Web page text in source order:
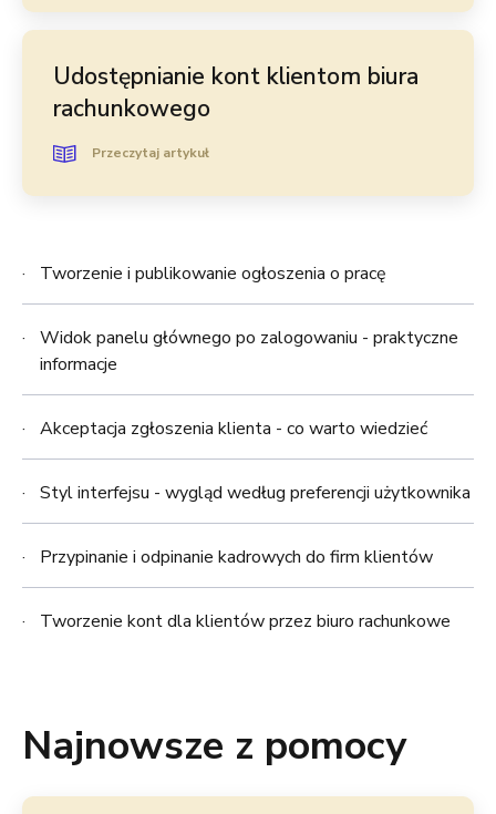
Udostępnianie kont klientom biura
rachunkowego
Przeczytaj artykuł
Najnowsze z pomocy
Tworzenie i publikowanie ogłoszenia o pracę
Widok panelu głównego po zalogowaniu - praktyczne
informacje
Akceptacja zgłoszenia klienta - co warto wiedzieć
Styl interfejsu - wygląd według preferencji użytkownika
Przypinanie i odpinanie kadrowych do firm klientów
Tworzenie kont dla klientów przez biuro rachunkowe